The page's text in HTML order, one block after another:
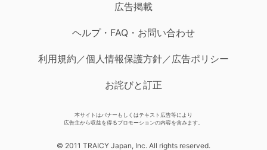
広告掲載
ヘルプ・FAQ・お問い合わせ
利用規約／個人情報保護方針／広告ポリシー
お詫びと訂正
本サイトはバナーもしくはテキスト広告等により
広告主から収益を得るプロモーションの内容を含みます。
© 2011 TRAICY Japan, Inc. All rights reserved.